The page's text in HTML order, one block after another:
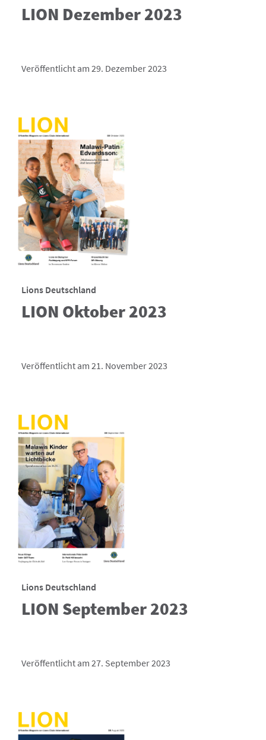
LION Dezember 2023
Veröffentlicht am 29. Dezember 2023
Lions Deutschland
LION Oktober 2023
Veröffentlicht am 21. November 2023
Lions Deutschland
LION September 2023
Veröffentlicht am 27. September 2023